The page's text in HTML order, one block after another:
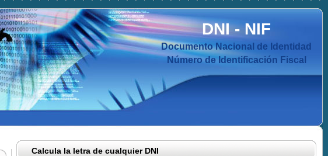
DNI-NIF
Documento Nacional de Identidad
Número de Identificación Fiscal
Calcula la letra de cualquier DNI